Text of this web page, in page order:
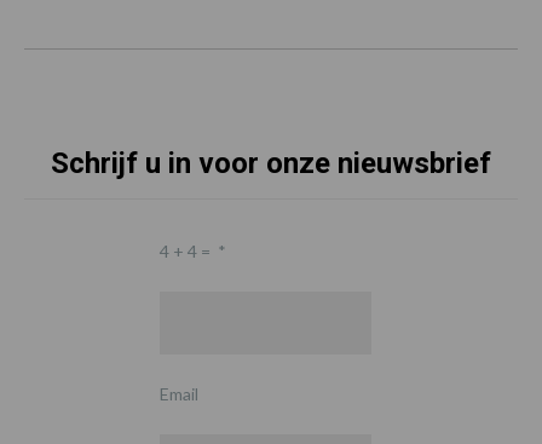
Schrijf u in voor onze nieuwsbrief
4 + 4 = *
Email